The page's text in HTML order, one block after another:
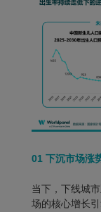
01 下沉市场涨
当下，下线城
场的核心增长